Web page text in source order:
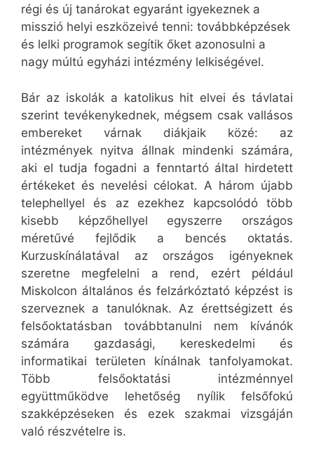
régi és új tanárokat egyaránt igyekeznek a
misszió helyi eszközeivé tenni: továbbképzések
és lelki programok segítik őket azonosulni a
nagy múltú egyházi intézmény lelkiségével.
Bár az iskolák a katolikus hit elvei és távlatai
szerint tevékenykednek, mégsem csak vallásos
embereket várnak diákjaik közé: az
intézmények nyitva állnak mindenki számára,
aki el tudja fogadni a fenntartó által hirdetett
értékeket és nevelési célokat. A három újabb
telephellyel és az ezekhez kapcsolódó több
kisebb képzőhellyel egyszerre országos
méretűvé fejlődik a bencés oktatás.
Kurzuskínálatával az országos igényeknek
szeretne megfelelni a rend, ezért például
Miskolcon általános és felzárkóztató képzést is
szerveznek a tanulóknak. Az érettségizett és
felsőoktatásban továbbtanulni nem kívánók
számára gazdasági, kereskedelmi és
informatikai területen kínálnak tanfolyamokat.
Több felsőoktatási intézménnyel
együttműködve lehetőség nyílik felsőfokú
szakképzéseken és ezek szakmai vizsgáján
való részvételre is.